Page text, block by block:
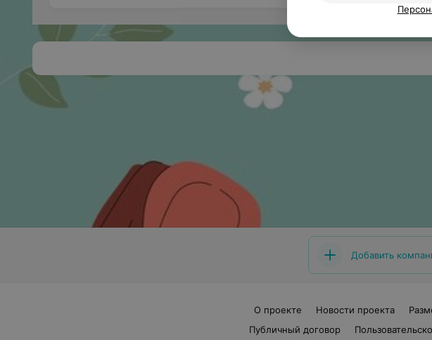
Добавить
О проекте Новости проекта
Публичный договор